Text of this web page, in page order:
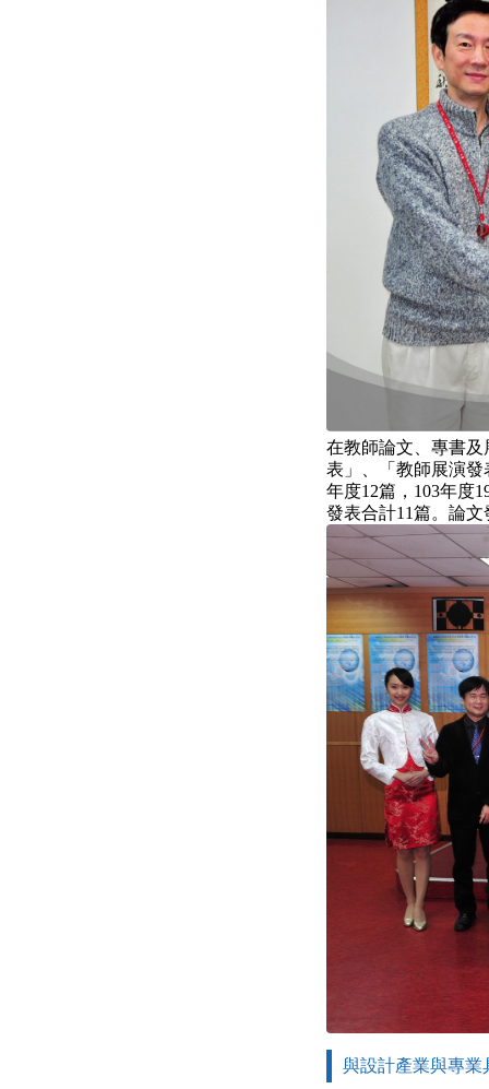
在教師論文、專書
表」、「教師展演發
年度12篇，103年度
發表合計11篇。論
與設計產業與專